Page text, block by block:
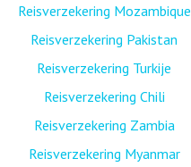
Reisverzekering Mozambique
Reisverzekering Pakistan
Reisverzekering Turkije
Reisverzekering Chili
Reisverzekering Zambia
Reisverzekering Myanmar